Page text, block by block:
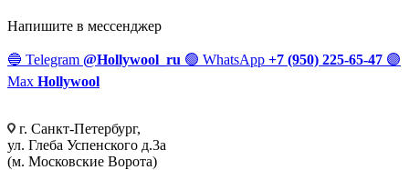
Напишите в мессенджер
🔵 Telegram @Hollywool_ru 🟢 WhatsApp +7 (950) 225-65-47 🟣
Max Hollywool
г. Санкт-Петербург,
ул. Глеба Успенского д.3а
(м. Московские Ворота)